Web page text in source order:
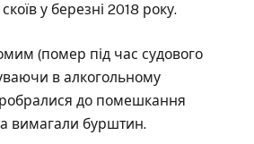
скоїв у березні 2018 року.
(помер під час судового
в алкогольному
до помешкання
вимагали бурштин.